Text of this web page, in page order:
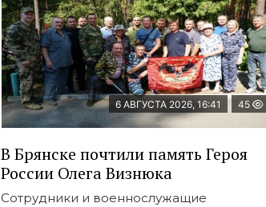
6 АВГУСТА 2026, 16:41 45
В Брянске почтили память Героя
России Олега Визнюка
Сотрудники и военнослужащие